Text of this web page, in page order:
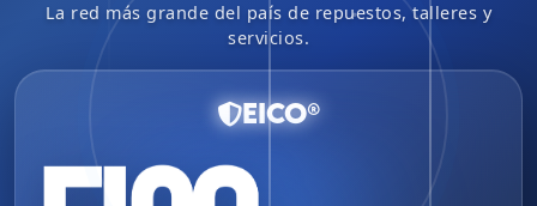
La red más grande del país de repuestos, talleres y
servicios.
EICO®